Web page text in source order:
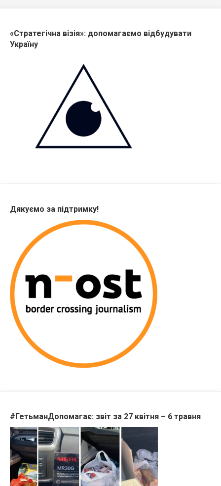
«Стратегічна візія»: допомагаємо відбудувати
Україну
Дякуємо за підтримку!
#ГетьманДопомагає: звіт за 27 квітня – 6 травня